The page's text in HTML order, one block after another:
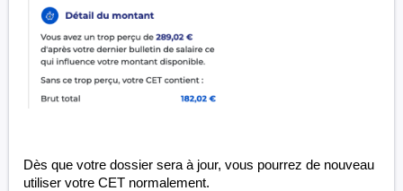
Dès que votre dossier sera à jour, vous pourrez de nouveau
utiliser votre CET normalement.